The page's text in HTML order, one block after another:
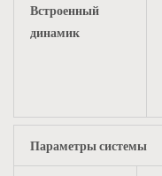
Встроенный
динамик
Параметры системы